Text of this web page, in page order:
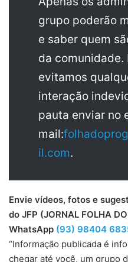
grupo poderão
e saber quem
da comunidade.
evitamos
interação
pauta enviar no
mail:
il.com.
Envie vídeos, fotos e
do JFP (JORNAL FOLHA
WhatsApp (93) 98404
“Informação publicada é
chegar até você, um grupo